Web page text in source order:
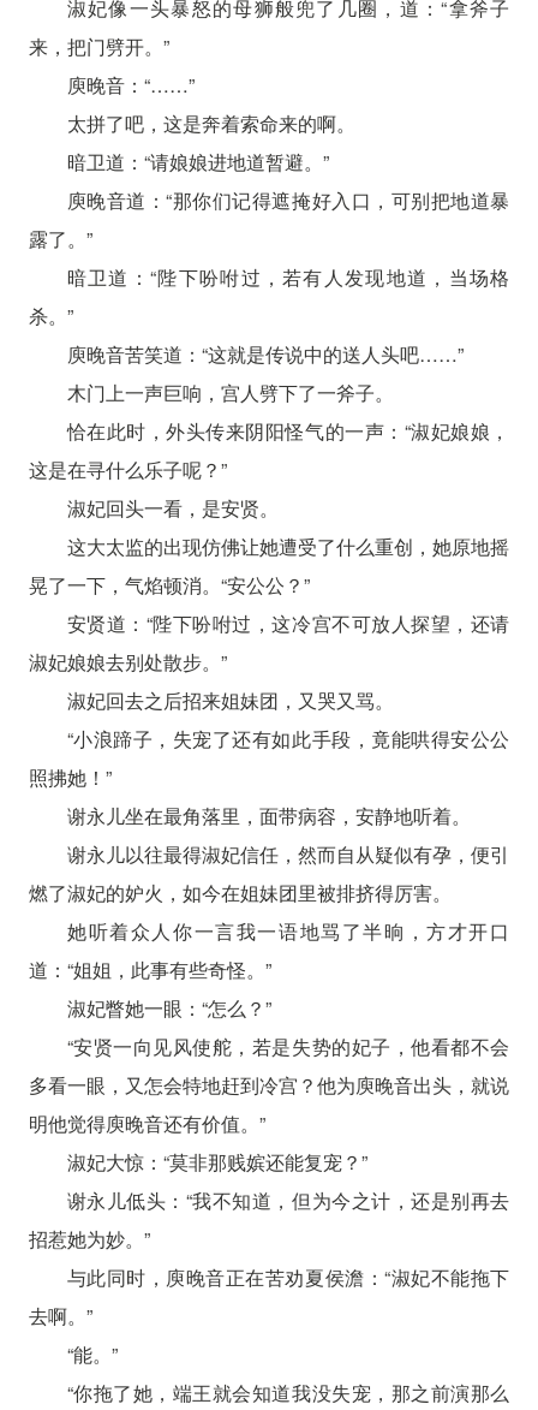
淑妃像一头暴怒的母狮般兜了几圈，道：“拿斧子
来，把门劈开。”
庾晚音：“……”
太拼了吧，这是奔着索命来的啊。
暗卫道：“请娘娘进地道暂避。”
庾晚音道：“那你们记得遮掩好入口，可别把地道暴
露了。”
暗卫道：“陛下吩咐过，若有人发现地道，当场格
杀。”
庾晚音苦笑道：“这就是传说中的送人头吧……”
木门上一声巨响，宫人劈下了一斧子。
恰在此时，外头传来阴阳怪气的一声：“淑妃娘娘，
这是在寻什么乐子呢？”
淑妃回头一看，是安贤。
这大太监的出现仿佛让她遭受了什么重创，她原地摇
晃了一下，气焰顿消。“安公公？”
安贤道：“陛下吩咐过，这冷宫不可放人探望，还请
淑妃娘娘去别处散步。”
淑妃回去之后招来姐妹团，又哭又骂。
“小浪蹄子，失宠了还有如此手段，竟能哄得安公公
照拂她！”
谢永儿坐在最角落里，面带病容，安静地听着。
谢永儿以往最得淑妃信任，然而自从疑似有孕，便引
燃了淑妃的妒火，如今在姐妹团里被排挤得厉害。
她听着众人你一言我一语地骂了半晌，方才开口
道：“姐姐，此事有些奇怪。”
淑妃瞥她一眼：“怎么？”
“安贤一向见风使舵，若是失势的妃子，他看都不会
多看一眼，又怎会特地赶到冷宫？他为庾晚音出头，就说
明他觉得庾晚音还有价值。”
淑妃大惊：“莫非那贱嫔还能复宠？”
谢永儿低头：“我不知道，但为今之计，还是别再去
招惹她为妙。”
与此同时，庾晚音正在苦劝夏侯澹：“淑妃不能拖下
去啊。”
“能。”
“你拖了她，端王就会知道我没失宠，那之前演那么